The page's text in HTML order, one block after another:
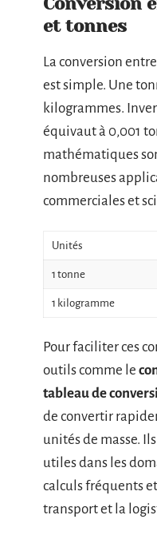
et tonnes
La conversion
est simple. Une
kilogrammes.
équivaut à 0,001
mathématiques
nombreuses
commerciales et
Unités
1 tonne
1 kilogramme
Pour faciliter ces
outils comme le
tableau de
de convertir
unités de masse.
utiles dans les
calculs fréquents
transport et la